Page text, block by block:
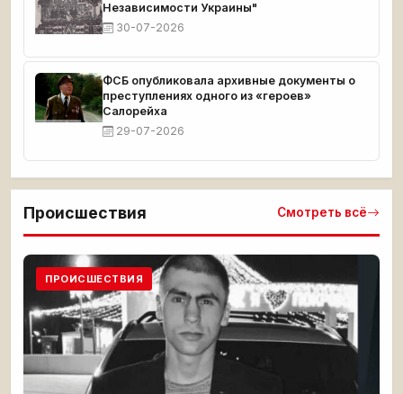
Независимости Украины"
30-07-2026
ФСБ опубликовала архивные документы о
преступлениях одного из «героев»
Салорейха
29-07-2026
Происшествия Смотреть всё
ПРОИСШЕСТВИЯ